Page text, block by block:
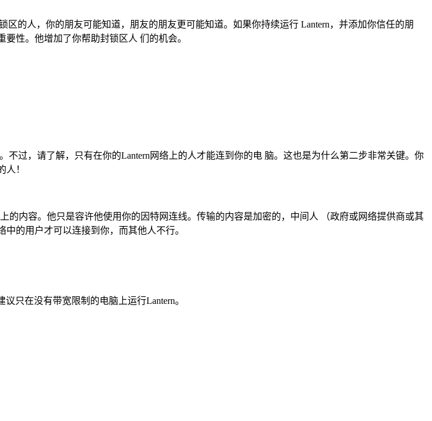
的人，你的朋友可能知道，朋友的朋友更可能知道。如果你持续运行 Lantern，并添加你信任的朋
性。他增加了你帮助封锁区人 们的机会。
过，请了解，只有在你的Lantern网络上的人才能连到你的电 脑。这也是为什么第二步非常关键。你
人！
的内容。他只是容许他使用你的因特网连线。传输的内容是加密的，中间人 （政府或网络提供商或其
的用户才可以连接到你，而其他人不行。
只在没有带宽限制的电脑上运行Lantern。